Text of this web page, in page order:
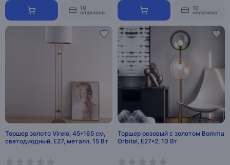
10
оплачено
10
оплачено
Торшер золото Virelo, 45*165 см,
светодиодный, Е27, металл, 15 Вт
Торшер розовый с золотом Bomma
Orbital, Е27*2, 10 Вт